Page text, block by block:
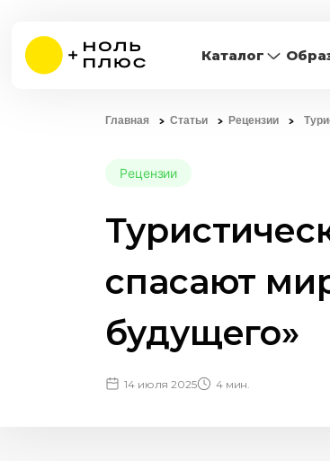
Каталог
Главная Статьи Рецензии
Рецензии
спасают
будущего»
14 июля 2025 4 мин.